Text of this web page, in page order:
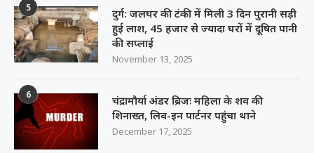
5
दुर्ग: जलघर की टंकी में मिली 3 दिन पुरानी सड़ी
हुई लाश, 45 हजार से ज्यादा घरों में दूषित पानी
की सप्लाई
November 13, 2025
6
चंद्रामौर्या अंडर ब्रिजः महिला के शव की
शिनाख्त, लिव-इन पार्टनर पहुंचा थाने
December 17, 2025